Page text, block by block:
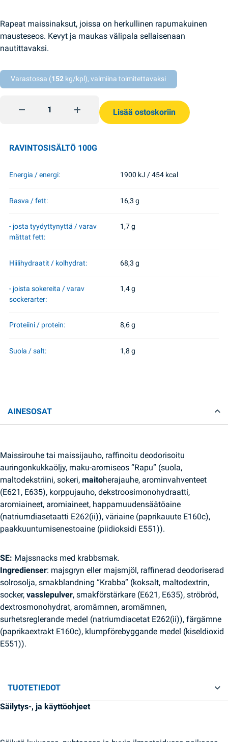
Rapeat maissinaksut, joissa on herkullinen rapumakuinen
mausteseos. Kevyt ja maukas välipala sellaisenaan
nautittavaksi.
Varastossa (152 kg/kpl), valmiina toimitettavaksi
Maissinaksut rapu 45g Salut quantity
Lisää ostoskoriin
RAVINTOSISÄLTÖ 100G
Energia / energi: 1900 kJ / 454 kcal
Rasva / fett: 16,3 g
- josta tyydyttynyttä / varav
mättat fett:
1,7 g
Hiilihydraatit / kolhydrat: 68,3 g
- joista sokereita / varav
sockerarter:
1,4 g
Proteiini / protein: 8,6 g
Suola / salt: 1,8 g
AINESOSAT
Maissirouhe tai maissijauho, raffinoitu deodorisoitu
auringonkukkaöljy, maku-aromiseos “Rapu” (suola,
maltodekstriini, sokeri, maitoherajauhe, arominvahventeet
(E621, E635), korppujauho, dekstroosimonohydraatti,
aromiaineet, aromiaineet, happamuudensäätöaine
(natriumdiasetaatti E262(ii)), väriaine (paprikauute E160c),
paakkuuntumisenestoaine (piidioksidi E551)).
SE: Majssnacks med krabbsmak.
Ingredienser: majsgryn eller majsmjöl, raffinerad deodoriserad
solrosolja, smakblandning “Krabba” (koksalt, maltodextrin,
socker, vasslepulver, smakförstärkare (E621, E635), ströbröd,
dextrosmonohydrat, aromämnen, aromämnen,
surhetsreglerande medel (natriumdiacetat E262(ii)), färgämne
(paprikaextrakt E160c), klumpförebyggande medel (kiseldioxid
E551)).
TUOTETIEDOT
Säilytys-, ja käyttöohjeet